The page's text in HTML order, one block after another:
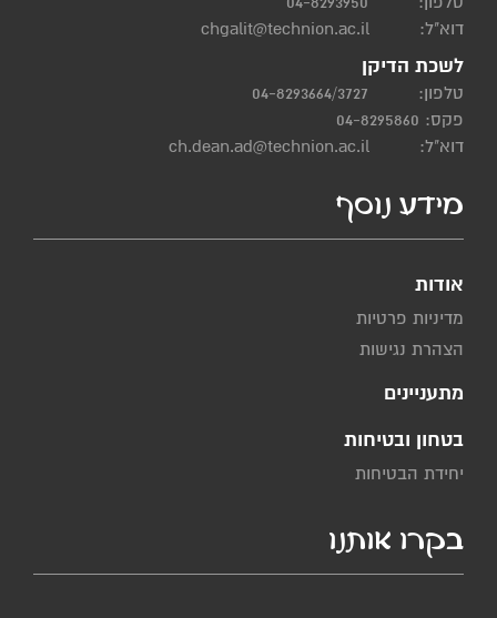
דוא"ל:
chgalit@technion.ac.il
לשכת הדיקן
טלפון:
04-8293664/3727
פקס: 04-8295860
דוא"ל:
ch.dean.ad@technion.ac.il
מידע נוסף
אודות
מדיניות פרטיות
הצהרת נגישות
מתעניינים
בטחון ובטיחות
יחידת הבטיחות
בקרו אותנו